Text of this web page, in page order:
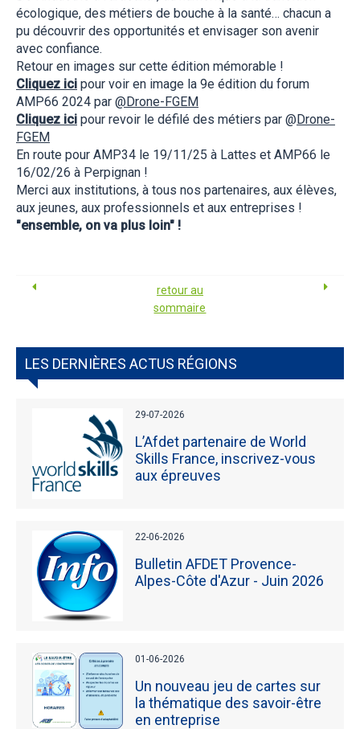
écologique, des métiers de bouche à la santé… chacun a
pu découvrir des opportunités et envisager son avenir
avec confiance.
Retour en images sur cette édition mémorable !
Cliquez ici pour voir en image la 9e édition du forum
AMP66 2024 par @Drone-FGEM
Cliquez ici pour revoir le défilé des métiers par @Drone-
FGEM
En route pour AMP34 le 19/11/25 à Lattes et AMP66 le
16/02/26 à Perpignan !
Merci aux institutions, à tous nos partenaires, aux élèves,
aux jeunes, aux professionnels et aux entreprises !
"ensemble, on va plus loin" !
retour au
sommaire
LES DERNIÈRES ACTUS RÉGIONS
29-07-2026
L’Afdet partenaire de World
Skills France, inscrivez-vous
aux épreuves
22-06-2026
Bulletin AFDET Provence-
Alpes-Côte d'Azur - Juin 2026
01-06-2026
Un nouveau jeu de cartes sur
la thématique des savoir-être
en entreprise